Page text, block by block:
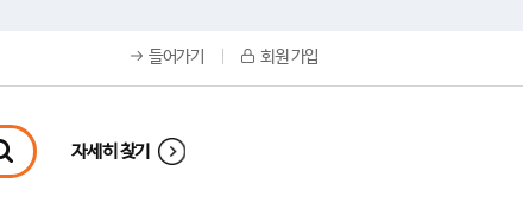
들어가기 회원 가입
자세히 찾기